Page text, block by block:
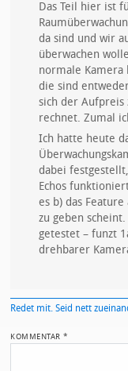
Das Teil hier ist
da sind und wir
überwachen
normale
die sind
sich der Aufpreis
rechnet. Zumal
Ich hatte heute
dabei
Echos
es b) das
zu geben
getestet – funzt
drehbarer
Redet mit. Seid nett
KOMMENTAR*